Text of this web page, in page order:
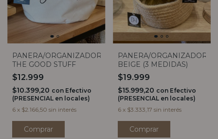
PANERA/ORGANIZADOR
THE GOOD STUFF
$12.999
$10.399,20 con Efectivo
(PRESENCIAL en locales)
6 x $2.166,50 sin interés
PANERA/ORGANIZADOR
BEIGE (3 MEDIDAS)
$19.999
$15.999,20 con Efectivo
(PRESENCIAL en locales)
6 x $3.333,17 sin interés
Comprar